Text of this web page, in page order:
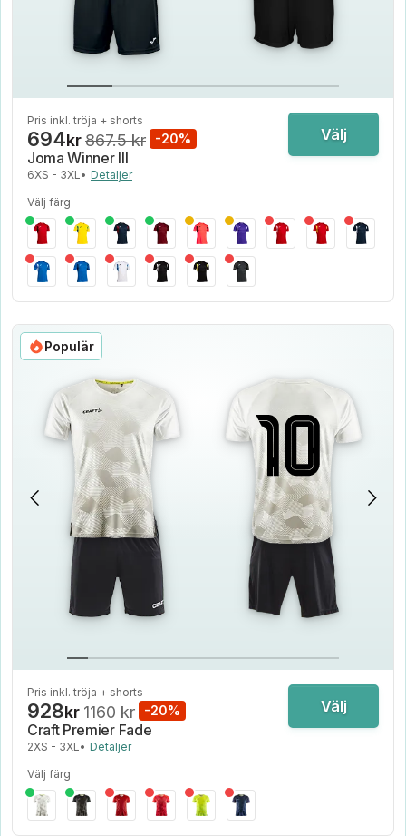
Pris inkl. tröja + shorts
694kr867.5 kr -20%
Joma Winner III
6XS - 3XL• Detaljer
Välj
Välj färg
Populär
Pris inkl. tröja + shorts
928kr1160 kr -20%
Craft Premier Fade
2XS - 3XL• Detaljer
Välj
Välj färg